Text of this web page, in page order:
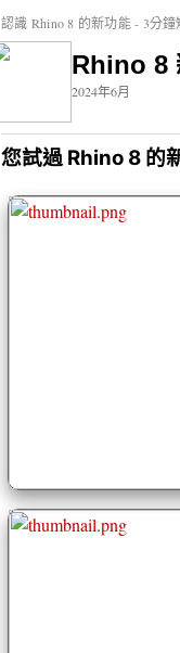
認識 Rhino 8 的新功能 - 3分鐘
Rhino 8
2024年6月
您試過 Rhino 8 的